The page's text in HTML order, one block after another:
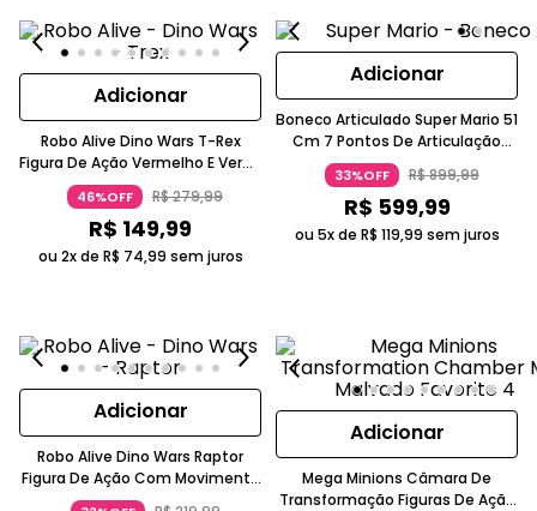
Adicionar
Robo Alive Dino Wars T-Rex
Figura De Ação Vermelho E Verde
5-7 Anos Lança Dardos Candide
46%OFF R$279,99
R$ 149,99
ou 2x de R$ 74,99 sem juros
Adicionar
Boneco Articulado Super Mario 51
Cm 7 Pontos De Articulação
Vermelho E Azul Mais De 14 Anos
Candide
33%OFF R$899,99
R$ 599,99
ou 5x de R$ 119,99 sem juros
Adicionar
Robo Alive Dino Wars Raptor
Figura De Ação Com Movimento
E Luz Laranja Armadura
Adicionar
Mega Minions Câmara De
Transformação Figuras De Ação